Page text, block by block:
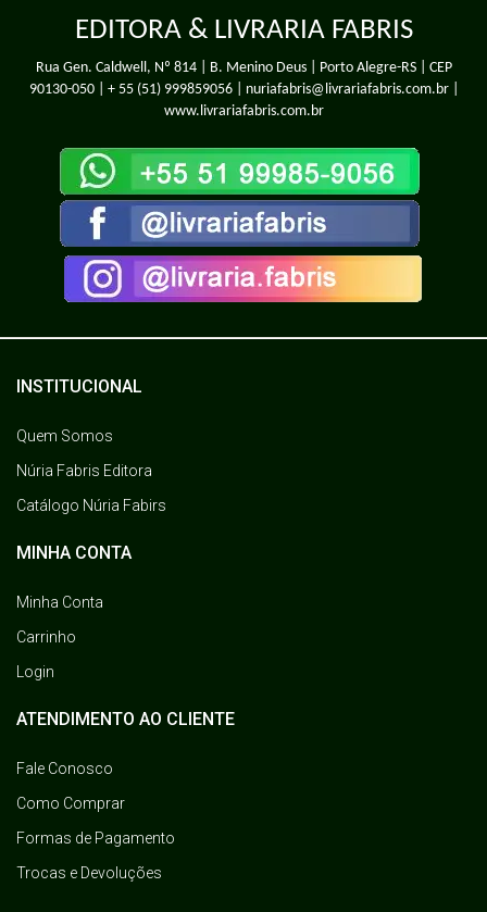
EDITORA & LIVRARIA FABRIS
Rua Gen. Caldwell, Nº 814 | B. Menino Deus | Porto Alegre-RS | CEP
90130-050 | + 55 (51) 999859056| nuriafabris@livrariafabris.com.br |
www.livrariafabris.com.br
INSTITUCIONAL
Quem Somos
Núria Fabris Editora
Catálogo Núria Fabirs
MINHA CONTA
Minha Conta
Carrinho
Login
ATENDIMENTO AO CLIENTE
Fale Conosco
Como Comprar
Formas de Pagamento
Trocas e Devoluções